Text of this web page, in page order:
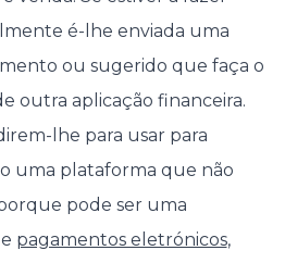
é-lhe enviada uma
ou sugerido que faça o
outra aplicação financeira.
lhe para usar para
uma plataforma que não
pode ser uma
pagamentos eletrónicos,